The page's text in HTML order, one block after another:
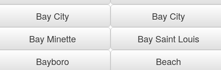
Bay City
Bay City
Bay Minette
Bay Saint Louis
Bayboro
Beach